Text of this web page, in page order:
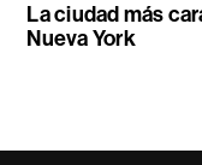
La ciudad más
Nueva York